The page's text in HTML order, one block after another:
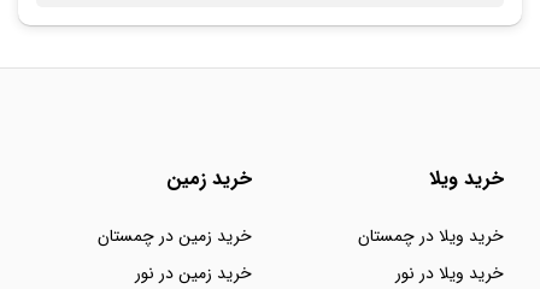
خرید ویلا
خرید ویلا در چمستان
خرید ویلا در نور
خرید زمین
خرید زمین در چمستان
خرید زمین در نور